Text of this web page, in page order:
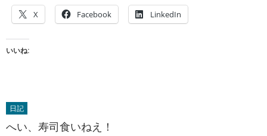
X Facebook LinkedIn
いいね:
日記
へい、寿司食いねえ！